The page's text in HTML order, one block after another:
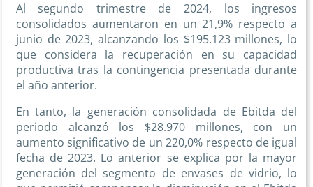
Al segundo trimestre de 2024, los ingresos
consolidados aumentaron en un 21,9% respecto a
junio de 2023, alcanzando los $195.123 millones, lo
que considera la recuperación en su capacidad
productiva tras la contingencia presentada durante
el año anterior.
En tanto, la generación consolidada de Ebitda del
periodo alcanzó los $28.970 millones, con un
aumento significativo de un 220,0% respecto de igual
fecha de 2023. Lo anterior se explica por la mayor
generación del segmento de envases de vidrio, lo